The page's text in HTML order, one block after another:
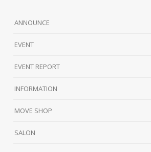
ANNOUNCE
EVENT
EVENT REPORT
INFORMATION
MOVE SHOP
SALON